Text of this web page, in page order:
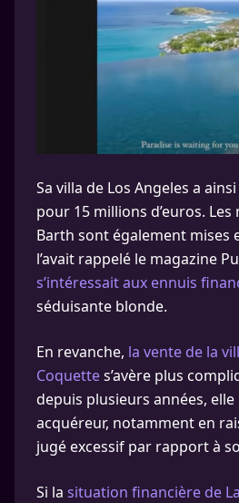
Sa villa de Los Angeles a
pour 15 millions d’euros.
Barth sont également mises
l’avait rappelé le magazine
s’intéressait aux ennuis
séduisante blonde.
En revanche, la vente de la
Coquettes’avère plus
depuis plusieurs années,
acquéreur, notamment en
jugé excessif par rapport à
Si la situation financière de